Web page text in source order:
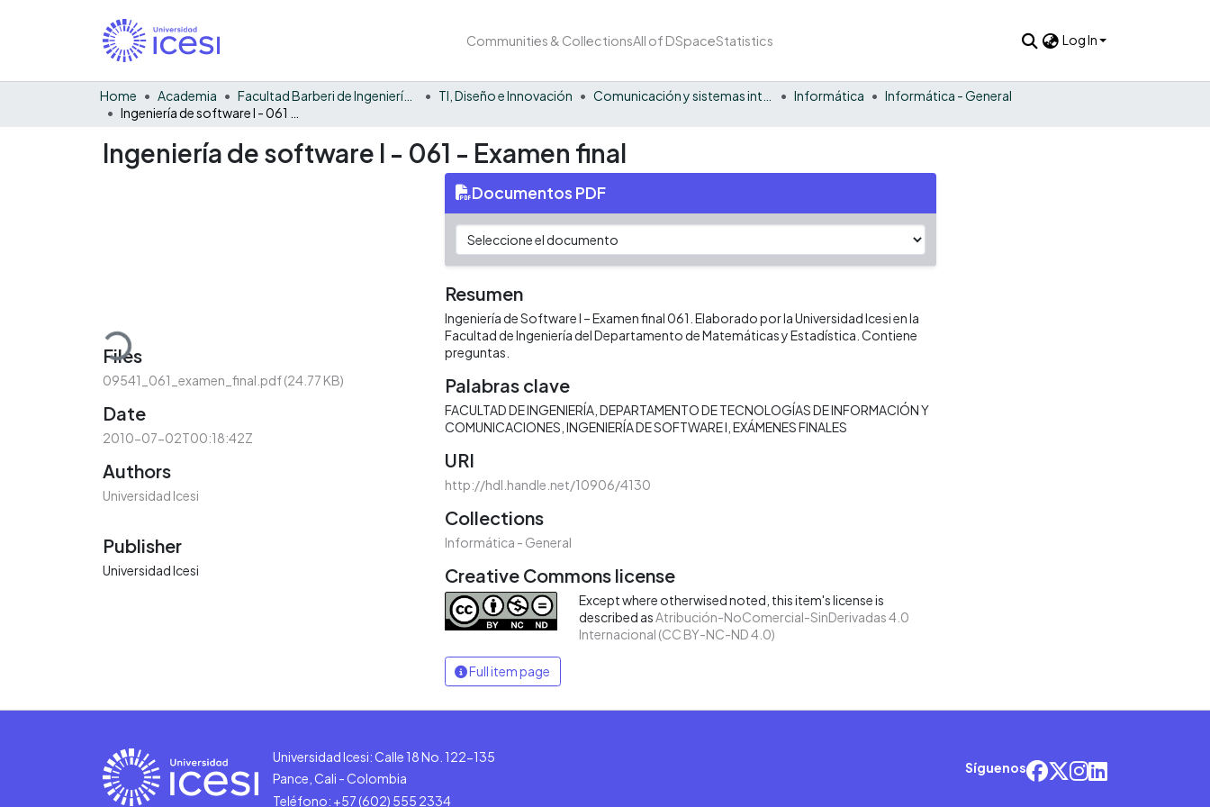
Communities & CollectionsAll of DSpaceStatistics Log In
Home Academia Facultad Barberi de Ingeniería, Diseño y Ciencias Aplicadas TI, Diseño e Innovación Informática
Informática - General
Ingeniería de software I - 061 - Examen final
Loading...
Files
09541_061_examen_final.pdf(24.77 KB)
Date
2010-07-02T00:18:42Z
Authors
Universidad Icesi
Publisher
Universidad Icesi
Documentos PDF
Resumen
Ingeniería de Software I – Examen final 061. Elaborado por la Universidad Icesi en la
Facultad de Ingeniería del Departamento de Matemáticas y Estadística. Contiene
preguntas.
Palabras clave
FACULTAD DE INGENIERÍA DEPARTAMENTO DE TECNOLOGÍAS DE INFORMACIÓN Y
COMUNICACIONES INGENIERÍA DE SOFTWARE I EXÁMENES FINALES
URI
http://hdl.handle.net/10906/4130
Collections
Informática - General
Creative Commons license
Except where otherwised noted, this item's license is
described as Atribución-NoComercial-SinDerivadas 4.0
Internacional (CC BY-NC-ND 4.0)
Full item page
Universidad Icesi: Calle 18 No. 122-135
Pance, Cali - Colombia
Teléfono: +57 (602) 555 2334
Síguenos